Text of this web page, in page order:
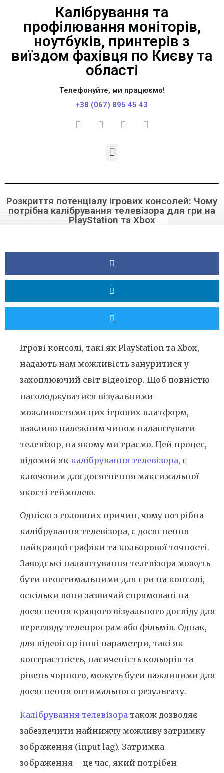
Калібрування та
профілювання моніторів,
ноутбуків, принтерів з
виїздом фахівця по Києву та
області
Телефонуйте, ми працюємо!
+38 (067) 895 45 43
Розкриття потенціалу ігрових консолей: Чому
потрібна калібрування телевізора для гри на
PlayStation та Xbox
Ігрові консолі, такі як PlayStation та Xbox,
надають нам можливість зануритися у
захоплюючий світ відеоігор. Щоб повністю
насолоджуватися візуальними
можливостями цих ігрових платформ,
важливо належним чином налаштувати
телевізор, на якому ми граємо. Цей процес,
відомий як калібрування телевізора, є
ключовим для досягнення максимальної
якості геймплею.
Однією з головних причин, чому потрібна
калібрування телевізора, є досягнення
найкращої графіки та кольорової точності.
Заводські налаштування телевізора можуть
бути неоптимальними для гри на консолі,
оскільки вони зазвичай спрямовані на
досягнення кращого візуального досвіду для
перегляду телепрограм або фільмів. Однак,
для відеоігор інші параметри, такі як
контрастність, насиченість кольорів та
рівень чорного, можуть бути важливими для
досягнення оптимального результату.
Калібрування телевізора також дозволяє
забезпечити найнижчу можливу затримку
зображення (input lag). Затримка
зображення – це час, який потрібен